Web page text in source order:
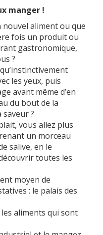
manger !
aliment ou que
fois un produit ou
gastronomique,
?
les yeux, puis
avant même d’en
du bout de la
?
vous allez plus
un morceau
salive, en le
toutes les
moyen de
: le palais des
aliments qui sont